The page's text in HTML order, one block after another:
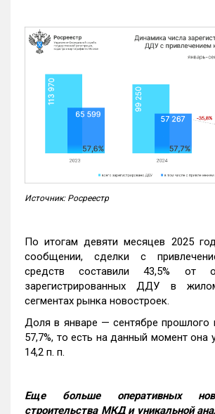
Источник: Росреестр
По итогам девяти месяцев 2025
сообщении, сделки с
средств составили 43,5% от
зарегистрированных ДДУ в
сегментах рынка новостроек.
Доля в январе — сентябре прошлого
57,7%, то есть на данный момент она
14,2 п. п.
Еще больше оперативных
строительства МКД и уникальной